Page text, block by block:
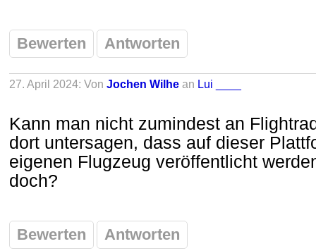
Bewerten Antworten
27. April 2024: Von Jochen Wilhe an Lui ____
Kann man nicht zumindest an
dort untersagen, dass auf dieser
eigenen Flugzeug veröffentlicht
doch?
Bewerten Antworten